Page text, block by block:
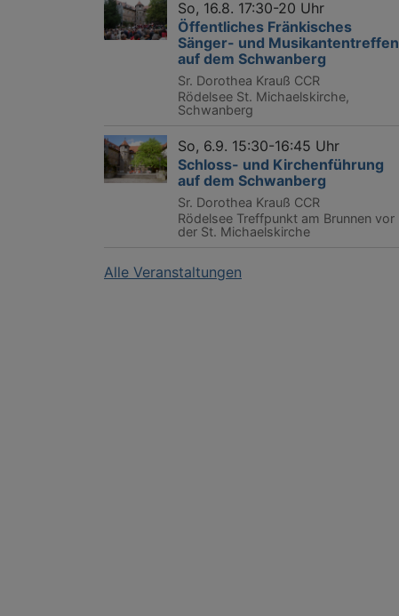
So, 16.8. 17:30-20 Uhr
Öffentliches Fränkisches
Sänger- und Musikantentreffen
auf dem Schwanberg
Sr. Dorothea Krauß CCR
Rödelsee St. Michaelskirche,
Schwanberg
So, 6.9. 15:30-16:45 Uhr
Schloss- und Kirchenführung
auf dem Schwanberg
Sr. Dorothea Krauß CCR
Rödelsee Treffpunkt am Brunnen vor
der St. Michaelskirche
Alle Veranstaltungen